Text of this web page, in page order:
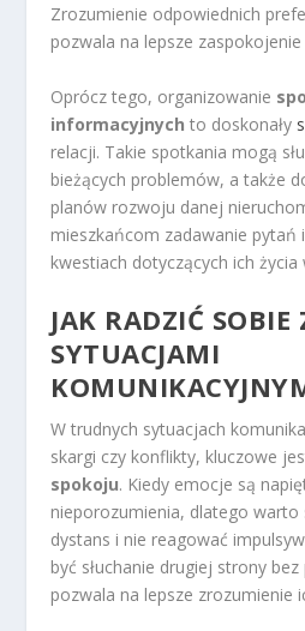
Zrozumienie odpowiednich
pozwala na lepsze
Oprócz tego, organizowanie
informacyjnych to doskonały
relacji. Takie spotkania mogą
bieżących problemów, a także
planów rozwoju danej
mieszkańcom zadawanie pytań
kwestiach dotyczących ich życia
JAK RADZIĆ
SYTUACJAMI
W trudnych sytuacjach
skargi czy konflikty, kluczowe
spokoju. Kiedy emocje są
nieporozumienia, dlatego warto
dystans i nie reagować
być słuchanie drugiej strony
pozwala na lepsze zrozumienie